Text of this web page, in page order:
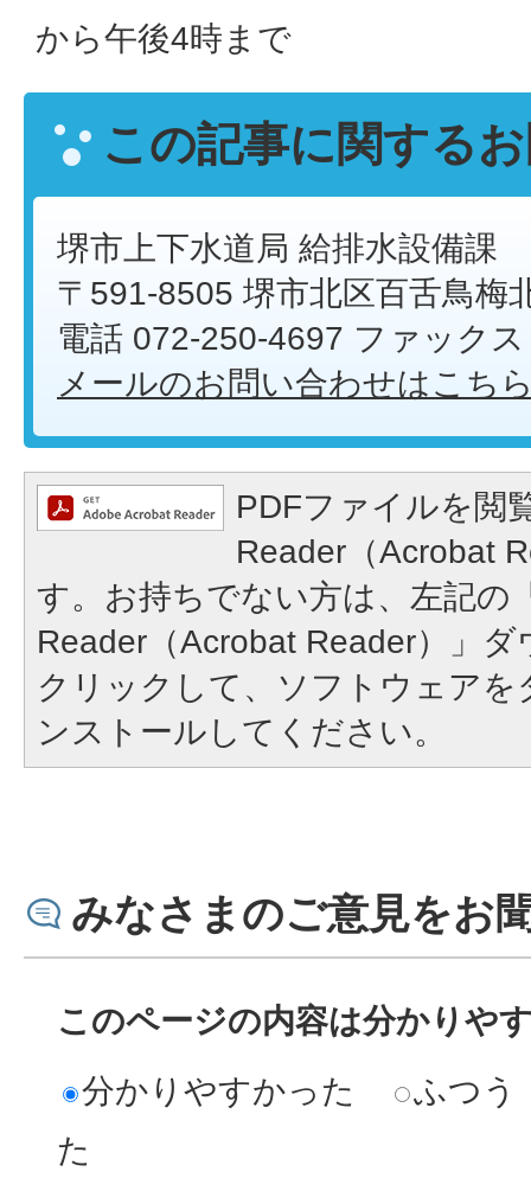
から午後4時まで
この記事に関する
堺市上下水道局 給排水設備課
〒591-8505 堺市北区百舌鳥梅
電話 072-250-4697 ファック
メールのお問い合わせはこち
PDFファイルを閲
Reader（Acrobat
す。お持ちでない方は、左記の
Reader（Acrobat Reader）」
クリックして、ソフトウェア
ンストールしてください。
みなさまのご意見をお
このページの内容は分かりや
分かりやすかった
ふつう
た